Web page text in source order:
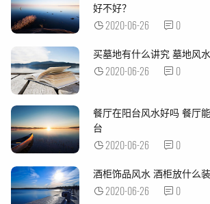
好不好？
2020-06-26 0
买墓地有什么讲究 墓地风
2020-06-26 0
餐厅在阳台风水好吗 餐厅
台
2020-06-26 0
酒柜饰品风水 酒柜放什么
2020-06-26 0